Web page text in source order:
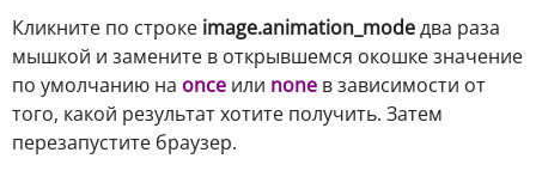
Кликните по строке image.animation_modeдва раза
мышкой и замените в открывшемся окошке значение
по умолчанию на once или none в зависимости от
того, какой результат хотите получить. Затем
перезапустите браузер.